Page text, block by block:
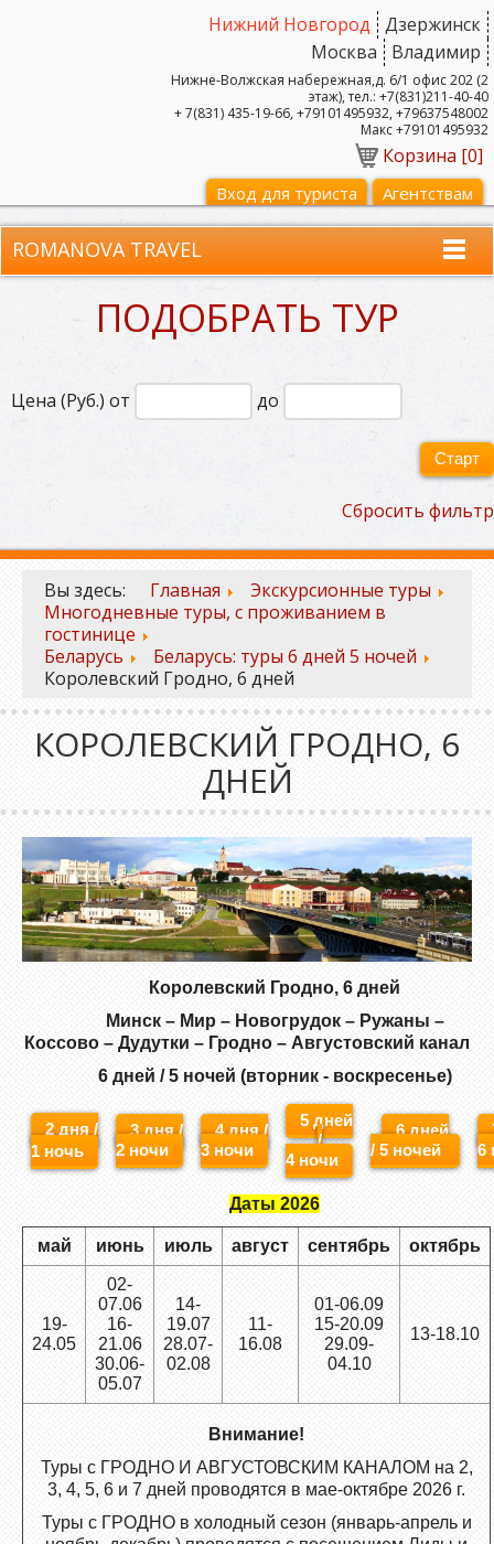
Дзержинск
Нижний Новгород
Владимир
Москва
Нижне-Волжская набережная,д. 6/1 офис 202 (2
этаж), тел.: +7(831)211-40-40
+ 7(831) 435-19-66, +79101495932, +79637548002
Макс +79101495932
Корзина [0]
Вход для туриста Агентствам
ROMANOVA TRAVEL
ПОДОБРАТЬ ТУР
Цена (Руб.) от до
Старт
Сбросить фильтр
Вы здесь: Главная
Экскурсионные туры
Многодневные туры, с проживанием в
гостинице
Беларусь
Беларусь: туры 6 дней 5 ночей
Королевский Гродно, 6 дней
КОРОЛЕВСКИЙ ГРОДНО, 6
ДНЕЙ
Королевский Гродно, 6 дней
Минск – Мир – Новогрудок – Ружаны –
Коссово – Дудутки – Гродно – Августовский канал
6 дней / 5 ночей (вторник - воскресенье)
2 дня /
1 ночь
3 дня /
2 ночи
4 дня /
3 ночи
5 дней
/
4 ночи
6 дней
/ 5 ночей
6
Даты 2026
май июнь июль август сентябрь октябрь
19-
24.05
02-
07.06
16-
21.06
30.06-
05.07
14-
19.07
28.07-
02.08
11-
16.08
01-06.09
15-20.09
29.09-
04.10
13-18.10
Внимание!
Туры с ГРОДНО И АВГУСТОВСКИМ КАНАЛОМ на 2,
3, 4, 5, 6 и 7 дней проводятся в мае-октябре 2026 г.
Туры с ГРОДНО в холодный сезон (январь-апрель и